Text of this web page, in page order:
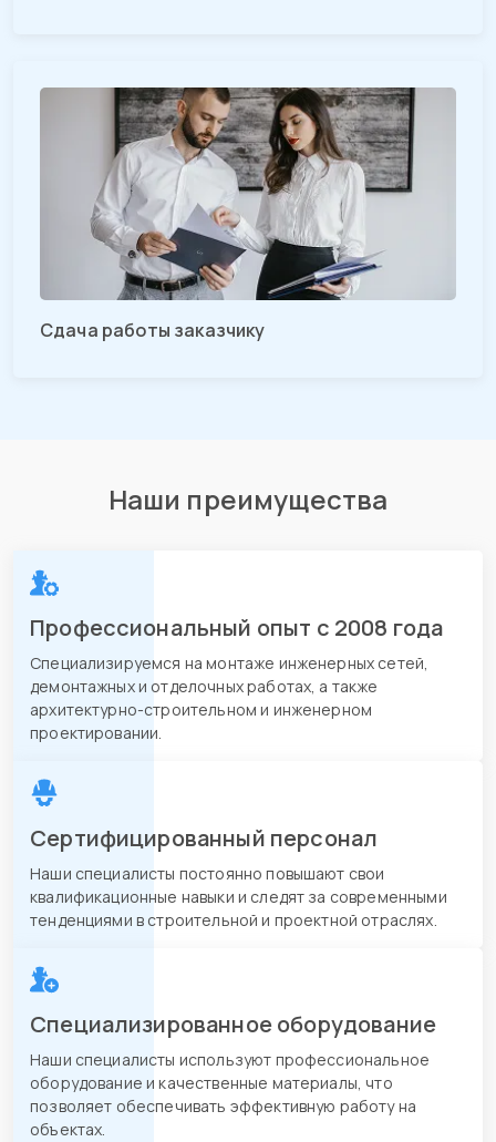
Сдача работы заказчику
Наши преимущества
Профессиональный опыт с 2008 года
Специализируемся на монтаже инженерных сетей,
демонтажных и отделочных работах, а также
архитектурно-строительном и инженерном
проектировании.
Сертифицированный персонал
Наши специалисты постоянно повышают свои
квалификационные навыки и следят за современными
тенденциями в строительной и проектной отраслях.
Специализированное оборудование
Наши специалисты используют профессиональное
оборудование и качественные материалы, что
позволяет обеспечивать эффективную работу на
объектах.